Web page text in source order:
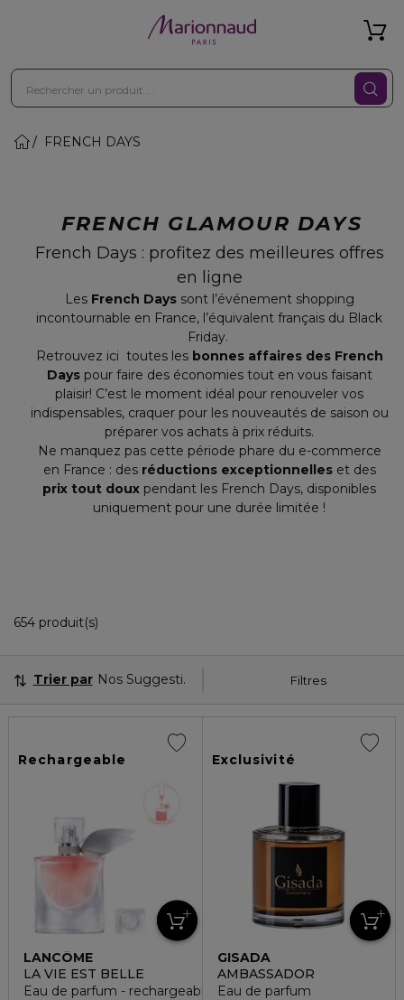
FRENCH DAYS
FRENCH GLAMOUR DAYS
French Days : profitez des meilleures offres
en ligne
Les French Dayssont l’événement shopping
incontournable en France, l’équivalent français du Black
Friday.
Retrouvez ici toutes les bonnes affaires des French
Dayspour faire des économies tout en vous faisant
plaisir! C’est le moment idéal pour renouveler vos
indispensables, craquer pour les nouveautés de saison ou
préparer vos achats à prix réduits.
Ne manquez pas cette période phare du e-commerce
en France : des réductions exceptionnelleset des
prix tout doux pendant les French Days, disponibles
uniquement pour une durée limitée !
654 produit(s)
Filtres
Trier par Nos Suggestions
Rechargeable
LANCÔME
LA VIE EST BELLE
Eau de parfum - rechargeable
Exclusivité
GISADA
AMBASSADOR
Eau de parfum